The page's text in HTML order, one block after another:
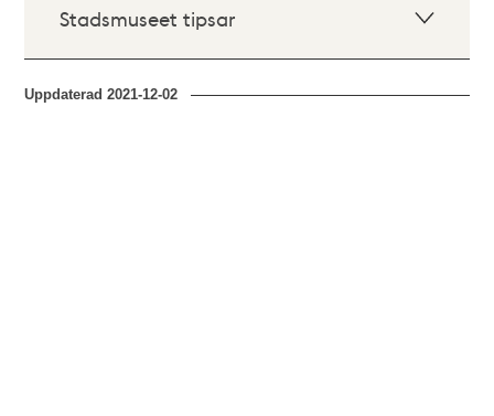
Stadsmuseet tipsar
Uppdaterad2021-12-02